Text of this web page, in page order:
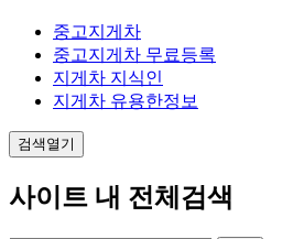
중고지게차
중고지게차 무료등록
지게차 지식인
지게차 유용한정보
검색열기
사이트 내 전체검색